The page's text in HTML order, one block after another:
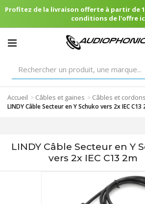
Profitez de la livraison offerte à partir de
conditions de l'offre
Accueil > Câbles et gaines > Câbles et cordons
LINDY Câble Secteur en Y Schuko vers 2x IEC C13
LINDY Câble Secteur en Y
vers 2x IEC C13 2m